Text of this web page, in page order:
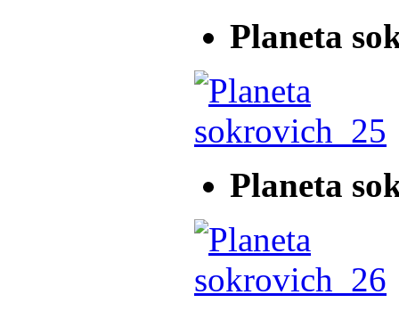
Planeta
Planeta